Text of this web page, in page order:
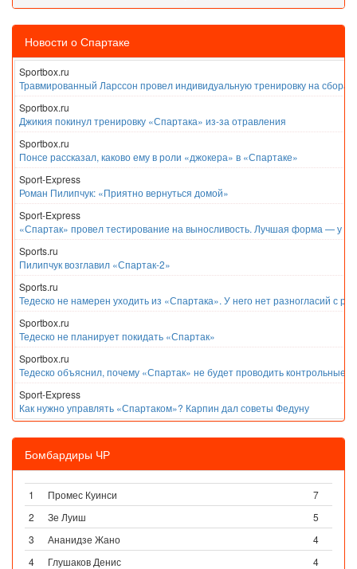
Новости о Спартаке
Sportbox.ru
Травмированный Ларссон провел индивидуальную тренировку на
Sportbox.ru
Джикия покинул тренировку «Спартака» из-за отравления
Sportbox.ru
Понсе рассказал, каково ему в роли «джокера» в «Спартаке»
Sport-Express
Роман Пилипчук: «Приятно вернуться домой»
Sport-Express
«Спартак» провел тестирование на выносливость. Лучшая форма — у
Sports.ru
Пилипчук возглавил «Спартак-2»
Sports.ru
Тедеско не намерен уходить из «Спартака». У него нет разногласий с
Sportbox.ru
Тедеско не планирует покидать «Спартак»
Sportbox.ru
Тедеско объяснил, почему «Спартак» не будет проводить контрольные
Sport-Express
Как нужно управлять «Спартаком»? Карпин дал советы Федуну
Бомбардиры ЧР
1 Промес Куинси
7
2
Зе Луиш
5
3
Ананидзе Жано
4
4
Глушаков Денис
4